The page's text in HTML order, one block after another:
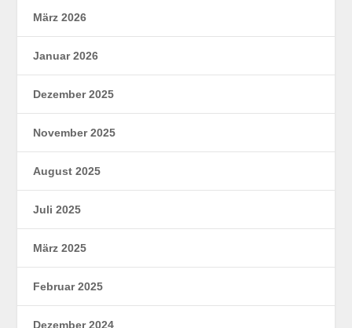
März 2026
Januar 2026
Dezember 2025
November 2025
August 2025
Juli 2025
März 2025
Februar 2025
Dezember 2024